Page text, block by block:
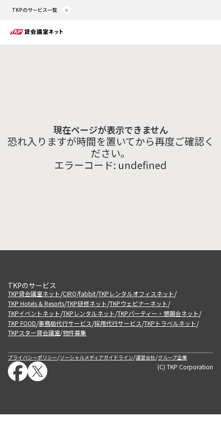
TKPのサービス一覧
現在ページが表示できません
恐れ入りますが時間を置いてから再度ご確認く
ださい。
エラーコード: undefined
TKPのサービス
TKP貸会議室ネット/CIRQ/fabbit/TKPレンタルオフィスネット/
TKP Hotels & Resorts/TKP研修ネット/TKPウェビナーネット/
TKPイベントネット/TKPレンタルネット/TKPパーティー・懇親会ネット/
TKP FOOD/事務局代行サービス/採用代行サービス/TKPトラベルネット/
TKPスター貸会議室/物件募集
プライバシーポリシー/ソーシャルメディアガイドライン/運営会社/グループ企業
(C) TKP Corporation